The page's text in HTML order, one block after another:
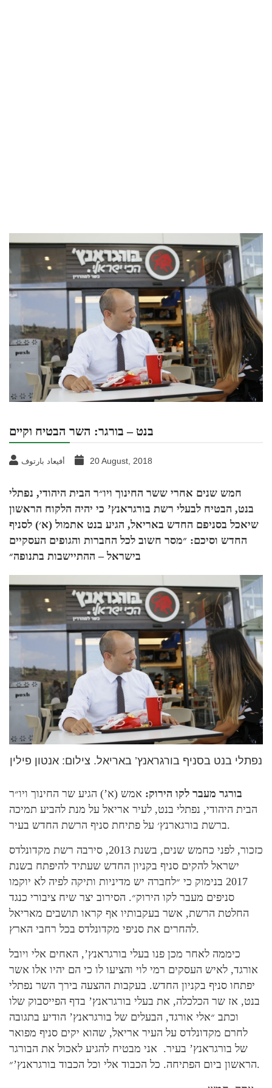
בנט – בורגר: השר הבטיח וקיים
أفيعاد بارتوف 20 August, 2018
חמש שנים אחרי ששר החינוך ויו״ר הבית היהודי, נפתלי
בנט, הבטיח לבעלי רשת בורגראנץ’ כי יהיה הלקוח הראשון
שיאכל בסניפם החדש באריאל, הגיע בנט אתמול (א׳) לסניף
החדש וסיכם: ״מסר חשוב לכל החברות והגופים העסקיים
בישראל – ההתיישבות בתנופה״
נפתלי בנט בסניף בורגראנץ’ באריאל. צילום: אנטון פילין
בורגר מעבר לקו הירוק: אמש (א’) הגיע שר החינוך ויו״ר
הבית היהודי, נפתלי בנט, לעיר אריאל על מנת להביע תמיכה
ברשת בורגארנץ׳ על פתיחת סניף הרשת החדש בעיר.
כזכור, לפני כחמש שנים, בשנת 2013, סירבה רשת מקדונלדס
ישראל להקים סניף בקניון החדש שעתיד להיפתח בשנת
2017 בנימוק כי ״לחברה יש מדיניות ותיקה לפיה לא יוקמו
סניפים מעבר לקו הירוק״. הסירוב יצר שיח ציבורי כנגד
החלטת הרשת, אשר בעקבותיו אף קראו תושבים מאריאל
להחרים את סניפי מקדונלדס בכל רחבי הארץ.
כיממה לאחר מכן פנו בעלי בורגראנץ’, האחים אלי ויובל
אורגד, לאיש העסקים רמי לוי והציעו לו כי הם יהיו אלו אשר
יפתחו סניף בקניון החדש. בעקבות ההצעה בירך השר נפתלי
בנט, אז שר הכלכלה, את בעלי בורגראנץ’ בדף הפייסבוק שלו
וכתב ״אלי אורגד, הבעלים של בורגראנץ’ הודיע בתגובה
לחרם מקדונלדס על העיר אריאל, שהוא יקים סניף מפואר
של בורגראנץ’ בעיר. אני מבטיח להגיע לאכול את הבורגר
הראשון ביום הפתיחה. כל הכבוד אלי וכל הכבוד בורגראנץ’״.